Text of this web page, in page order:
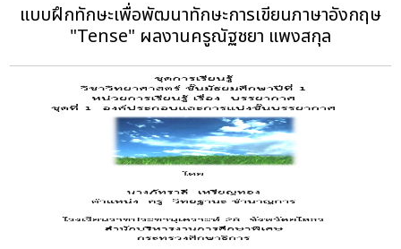
แบบฝึกทักษะเพื่อพัฒนาทักษะการเขียนภาษาอังกฤษ
"Tense" ผลงานครูณัฐชยา แพงสกุล